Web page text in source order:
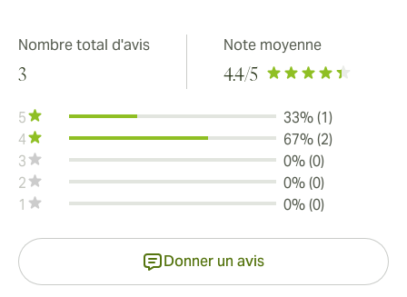
Nombre total d'avis
3
Note moyenne
4.4/5
5
33% (1)
4
67% (2)
3
0% (0)
2
0% (0)
1
0% (0)
Donner un avis